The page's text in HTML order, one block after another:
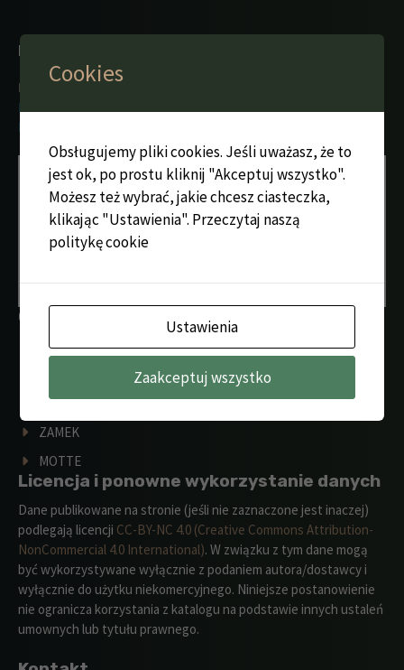
Prace nad katalogiem są możliwe dzięki
Narodowego Programu Rozwoju Humanistyki z modułu:
Dziedzictwo narodowe
Obiekty wg funkcji
DWÓR
FORTYFIKACJE POLOWE
GRODZISKO
ZAMEK
MOTTE
Licencja i ponowne wykorzystanie danych
Dane publikowane na stronie (jeśli nie zaznaczone jest inaczej)
podlegają licencji CC-BY-NC 4.0 (Creative Commons Attribution-
NonCommercial 4.0 International). W związku z tym dane mogą
być wykorzystywane wyłącznie z podaniem autora/dostawcy i
wyłącznie do użytku niekomercyjnego. Niniejsze postanowienie
nie ogranicza korzystania z katalogu na podstawie innych ustaleń
umownych lub tytułu prawnego.
Cookies
Obsługujemy pliki cookies. Jeśli uważasz, że to
jest ok, po prostu kliknij "Akceptuj wszystko".
Możesz też wybrać, jakie chcesz ciasteczka,
klikając "Ustawienia". Przeczytaj naszą
politykę cookie
Ustawienia
Zaakceptuj wszystko